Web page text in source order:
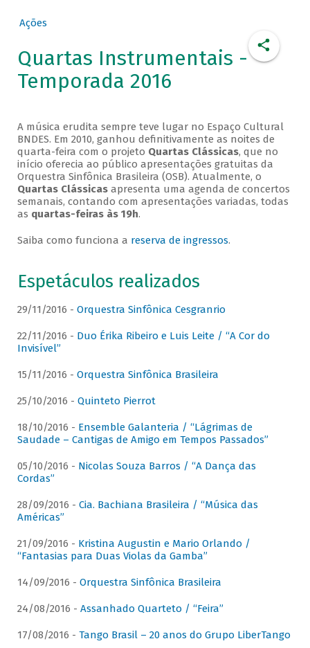
Ações
Quartas Instrumentais -
Temporada 2016
A música erudita sempre teve lugar no Espaço Cultural
BNDES. Em 2010, ganhou definitivamente as noites de
quarta-feira com o projeto Quartas Clássicas, que no
início oferecia ao público apresentações gratuitas da
Orquestra Sinfônica Brasileira (OSB). Atualmente, o
Quartas Clássicasapresenta uma agenda de concertos
semanais, contando com apresentações variadas, todas
as quartas-feiras às 19h.
Saiba como funciona a reserva de ingressos.
Espetáculos realizados
29/11/2016 - Orquestra Sinfônica Cesgranrio
22/11/2016 - Duo Érika Ribeiro e Luis Leite / “A Cor do
Invisível”
15/11/2016 - Orquestra Sinfônica Brasileira
25/10/2016 - Quinteto Pierrot
18/10/2016 - Ensemble Galanteria / “Lágrimas de
Saudade – Cantigas de Amigo em Tempos Passados”
05/10/2016 - Nicolas Souza Barros / “A Dança das
Cordas”
28/09/2016 - Cia. Bachiana Brasileira / “Música das
Américas”
21/09/2016 - Kristina Augustin e Mario Orlando /
“Fantasias para Duas Violas da Gamba”
14/09/2016 - Orquestra Sinfônica Brasileira
24/08/2016 - Assanhado Quarteto / “Feira”
17/08/2016 - Tango Brasil – 20 anos do Grupo LiberTango